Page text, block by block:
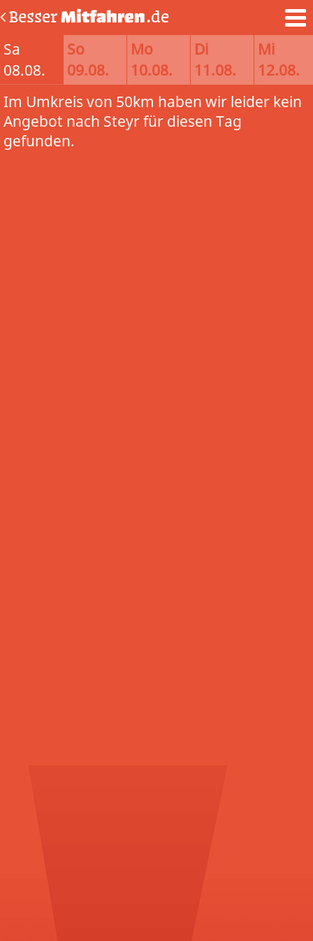
BesserMitfahren.de
Sa
08.08.
So
09.08.
Mo
10.08.
Di
11.08.
Mi
12.08.
Im Umkreis von 50km haben wir leider kein
Angebot nach Steyr für diesen Tag
gefunden.